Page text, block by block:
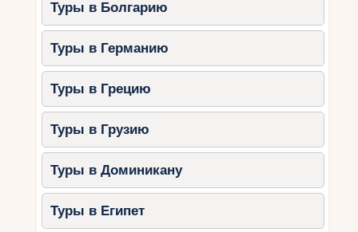
атмосферу сказки и создать незабываемые
воспоминания.
Почувствуйте
аутентичную атмосферу
итальянского
горнолыжного курорта
Итальянские горнолыжные курорты
предлагают уникальную возможность
почувствовать аутентичную атмосферу этого
Туры в Болгарию
Туры в Германию
Туры в Грецию
Туры в Грузию
Туры в Доминикану
Туры в Египет